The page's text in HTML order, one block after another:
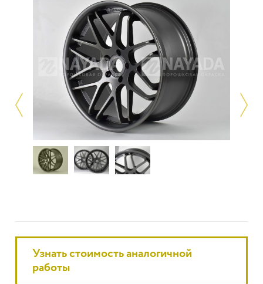
Узнать стоимость аналогичной
работы